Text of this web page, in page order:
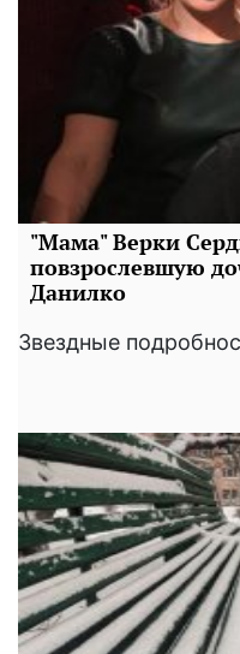
"Мама" Верки
повзрослевшую
Данилко
Звездные